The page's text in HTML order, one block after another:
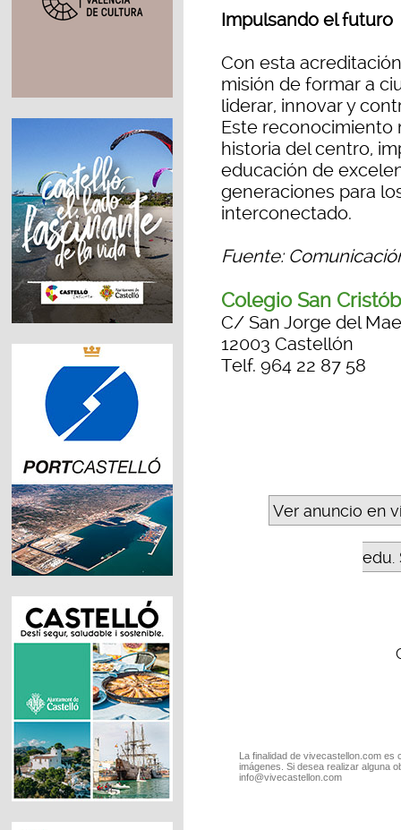
Impulsando el futuro
Con esta
misión de formar a
liderar, innovar y
Este reconocimiento
historia del centro,
educación de
generaciones para
interconectado.
Fuente:
Colegio San
C/ San Jorge del
12003 Castellón
Telf. 964 22 87 58
Ver anuncio en
edu.
La finalidad de vivecastellon.com
imágenes. Si desea realizar alguna
info@vivecastellon.com